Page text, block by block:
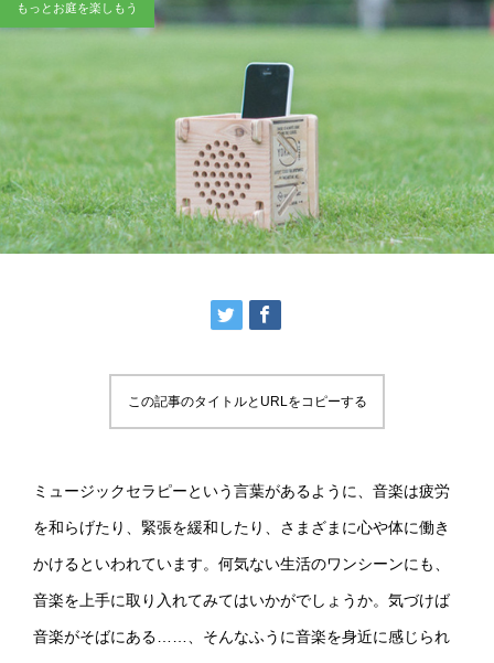
もっとお庭を楽しもう
この記事のタイトルとURLをコピーする
ミュージックセラピーという言葉があるように、音楽は疲労
を和らげたり、緊張を緩和したり、さまざまに心や体に働き
かけるといわれています。何気ない生活のワンシーンにも、
音楽を上手に取り入れてみてはいかがでしょうか。気づけば
音楽がそばにある……、そんなふうに音楽を身近に感じられ